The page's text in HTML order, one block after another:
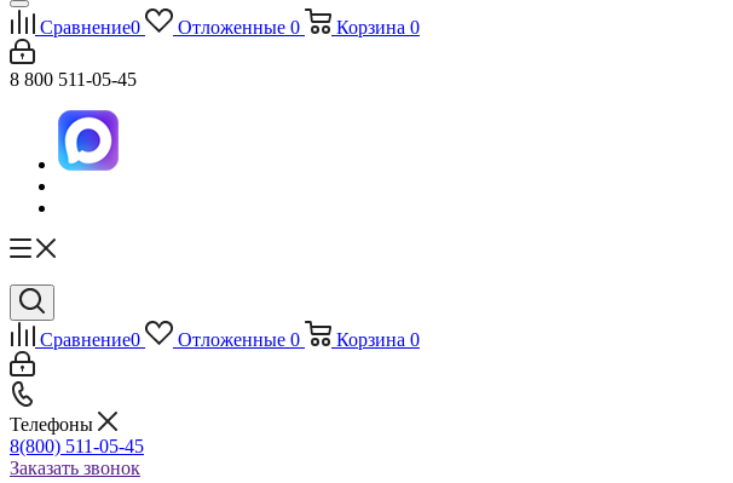
Сравнение0 Отложенные 0 Корзина 0
8 800 511-05-45
Сравнение0 Отложенные 0 Корзина 0
Телефоны
8(800) 511-05-45
Заказать звонок